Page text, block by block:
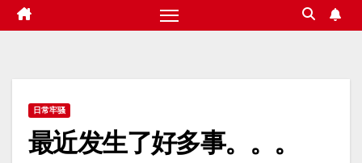
日常牢骚
最近发生了好多事。。。